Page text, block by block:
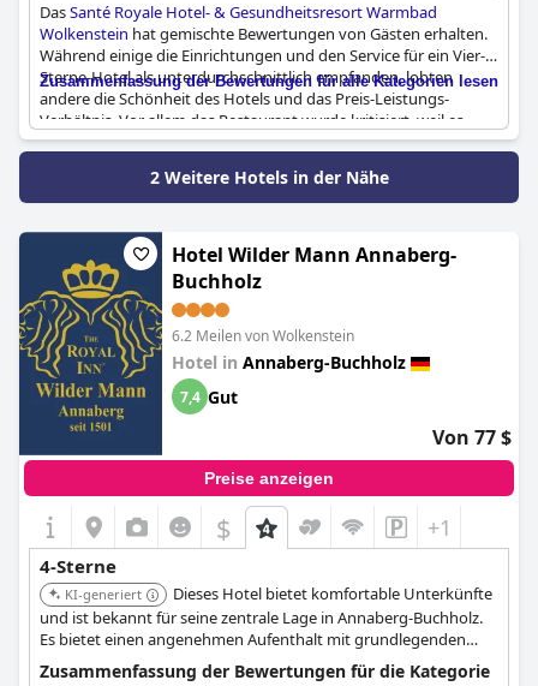
DasSanté Royale Hotel- & Gesundheitsresort Warmbad
Wolkenstein hat gemischte Bewertungen von Gästen erhalten.
Während einige die Einrichtungen und den Service für ein Vier-
Sterne-Hotel als unterdurchschnittlich empfanden, lobten
andere die Schönheit des Hotels und das Preis-Leistungs-
Verhältnis. Vor allem das Restaurant wurde kritisiert, weil es
nicht dem Standard eines Vier-Sterne-Hotels entsprach, und die
Präsentation mangelhaft waren. Trotz dieser Probleme hatten
viele Gäste einen angenehmen und entspannenden Aufenthalt
und planen, in Zukunft wiederzukommen. Alles in allem ist das
Santé Royale Hotel- & Gesundheitsresort Warmbad
Wolkensteineine Reise wert, wenn Sie auf der Suche nach einem
Wellnessurlaub mit Verbesserungspotenzial sind.
Zusammenfassung der Bewertungen für alle Kategorien lesen
2 Weitere Hotels in der Nähe
Hotel Wilder Mann Annaberg-
Buchholz
6.2 Meilen von Wolkenstein
Hotel in Annaberg-Buchholz
7,4 Gut
Von 77 $
Preise anzeigen
$ +1
4-Sterne
KI-generiert
Dieses Hotel bietet komfortable Unterkünfte
und ist bekannt für seine zentrale Lage in Annaberg-Buchholz.
Es bietet einen angenehmen Aufenthalt mit grundlegenden
Annehmlichkeiten.
Zusammenfassung der Bewertungen für die Kategorie